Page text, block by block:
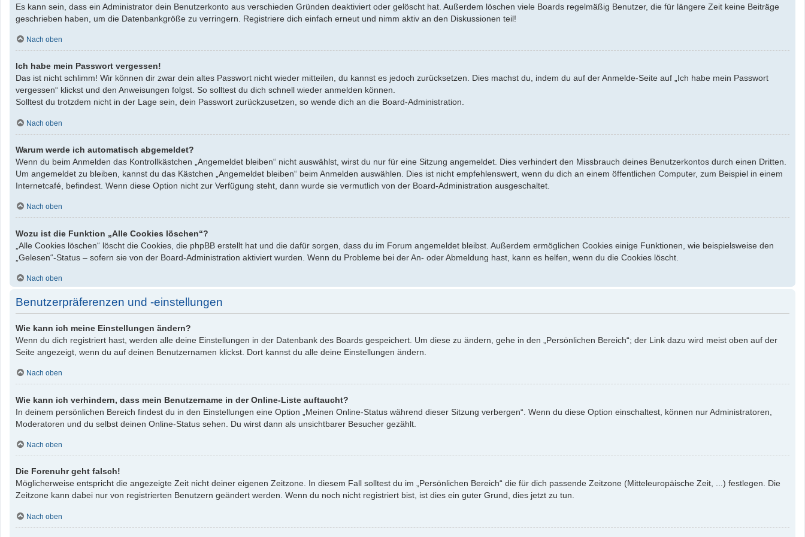
Es kann sein, dass ein Administrator dein Benutzerkonto aus verschieden Gründen deaktiviert oder gelöscht hat. Außerdem löschen viele Boards regelmäßig Benutzer, die für längere Zeit keine Beiträge
geschrieben haben, um die Datenbankgröße zu verringern. Registriere dich einfach erneut und nimm aktiv an den Diskussionen teil!
Nach oben
Ich habe mein Passwort vergessen!
Das ist nicht schlimm! Wir können dir zwar dein altes Passwort nicht wieder mitteilen, du kannst es jedoch zurücksetzen. Dies machst du, indem du auf der Anmelde-Seite auf „Ich habe mein Passwort
vergessen“ klickst und den Anweisungen folgst. So solltest du dich schnell wieder anmelden können.
Solltest du trotzdem nicht in der Lage sein, dein Passwort zurückzusetzen, so wende dich an die Board-Administration.
Nach oben
Warum werde ich automatisch abgemeldet?
Wenn du beim Anmelden das Kontrollkästchen „Angemeldet bleiben“ nicht auswählst, wirst du nur für eine Sitzung angemeldet. Dies verhindert den Missbrauch deines Benutzerkontos durch einen Dritten.
Um angemeldet zu bleiben, kannst du das Kästchen „Angemeldet bleiben“ beim Anmelden auswählen. Dies ist nicht empfehlenswert, wenn du dich an einem öffentlichen Computer, zum Beispiel in einem
Internetcafé, befindest. Wenn diese Option nicht zur Verfügung steht, dann wurde sie vermutlich von der Board-Administration ausgeschaltet.
Nach oben
Wozu ist die Funktion „Alle Cookies löschen“?
„Alle Cookies löschen“ löscht die Cookies, die phpBB erstellt hat und die dafür sorgen, dass du im Forum angemeldet bleibst. Außerdem ermöglichen Cookies einige Funktionen, wie beispielsweise den
„Gelesen“-Status – sofern sie von der Board-Administration aktiviert wurden. Wenn du Probleme bei der An- oder Abmeldung hast, kann es helfen, wenn du die Cookies löscht.
Nach oben
Benutzerpräferenzen und -einstellungen
Wie kann ich meine Einstellungen ändern?
Wenn du dich registriert hast, werden alle deine Einstellungen in der Datenbank des Boards gespeichert. Um diese zu ändern, gehe in den „Persönlichen Bereich“; der Link dazu wird meist oben auf der
Seite angezeigt, wenn du auf deinen Benutzernamen klickst. Dort kannst du alle deine Einstellungen ändern.
Nach oben
Wie kann ich verhindern, dass mein Benutzername in der Online-Liste auftaucht?
In deinem persönlichen Bereich findest du in den Einstellungen eine Option „Meinen Online-Status während dieser Sitzung verbergen“. Wenn du diese Option einschaltest, können nur Administratoren,
Moderatoren und du selbst deinen Online-Status sehen. Du wirst dann als unsichtbarer Besucher gezählt.
Nach oben
Die Forenuhr geht falsch!
Möglicherweise entspricht die angezeigte Zeit nicht deiner eigenen Zeitzone. In diesem Fall solltest du im „Persönlichen Bereich“ die für dich passende Zeitzone (Mitteleuropäische Zeit, ...) festlegen. Die
Zeitzone kann dabei nur von registrierten Benutzern geändert werden. Wenn du noch nicht registriert bist, ist dies ein guter Grund, dies jetzt zu tun.
Nach oben